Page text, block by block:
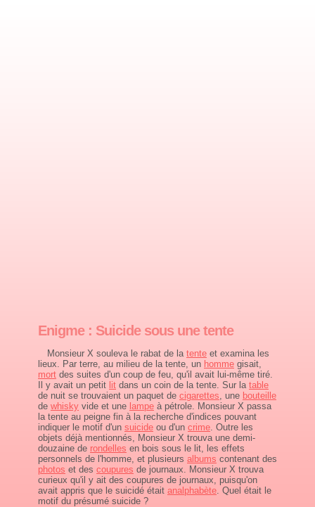
Enigme : Suicide sous une tente
Monsieur X souleva le rabat de la tente et examina les
lieux. Par terre, au milieu de la tente, un homme gisait,
mort des suites d'un coup de feu, qu'il avait lui-même tiré.
Il y avait un petit lit dans un coin de la tente. Sur la table
de nuit se trouvaient un paquet de cigarettes, une bouteille
de whisky vide et une lampe à pétrole. Monsieur X passa
la tente au peigne fin à la recherche d'indices pouvant
indiquer le motif d'un suicide ou d'un crime. Outre les
objets déjà mentionnés, Monsieur X trouva une demi-
douzaine de rondelles en bois sous le lit, les effets
personnels de l'homme, et plusieurs albums contenant des
photos et des coupures de journaux. Monsieur X trouva
curieux qu'il y ait des coupures de journaux, puisqu'on
avait appris que le suicidé était analphabète. Quel était le
motif du présumé suicide ?